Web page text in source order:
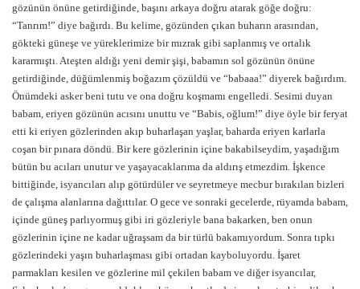
gözünün önüne getirdiğinde, başını arkaya doğru atarak göğe doğru:
“Tanrım!” diye bağırdı. Bu kelime, gözünden çıkan buharın arasından,
gökteki güneşe ve yüreklerimize bir mızrak gibi saplanmış ve ortalık
kararmıştı. Ateşten aldığı yeni demir şişi, babamın sol gözünün önüne
getirdiğinde, düğümlenmiş boğazım çözüldü ve “babaaa!” diyerek bağırdım.
Önümdeki asker beni tutu ve ona doğru koşmamı engelledi. Sesimi duyan
babam, eriyen gözünün acısını unuttu ve “Babis, oğlum!” diye öyle bir feryat
etti ki eriyen gözlerinden akıp buharlaşan yaşlar, baharda eriyen karlarla
coşan bir pınara döndü. Bir kere gözlerinin içine bakabilseydim, yaşadığım
bütün bu acıları unutur ve yaşayacaklarıma da aldırış etmezdim. İşkence
bittiğinde, isyancıları alıp götürdüler ve seyretmeye mecbur bırakılan bizleri
de çalışma alanlarına dağıttılar. O gece ve sonraki gecelerde, rüyamda babam,
içinde güneş parlıyormuş gibi iri gözleriyle bana bakarken, ben onun
gözlerinin içine ne kadar uğraşsam da bir türlü bakamıyordum. Sonra tıpkı
gözlerindeki yaşın buharlaşması gibi ortadan kayboluyordu. İşaret
parmakları kesilen ve gözlerine mil çekilen babam ve diğer isyancılar,